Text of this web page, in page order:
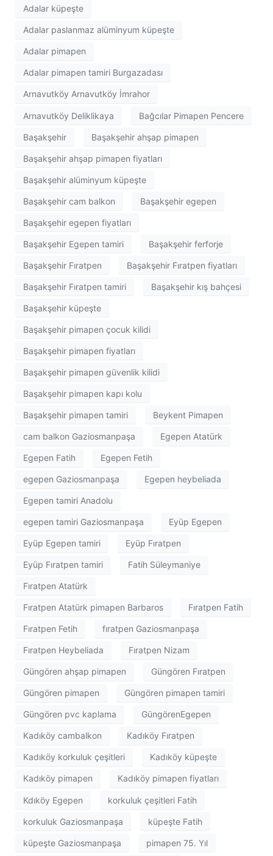
Adalar küpeşte
Adalar paslanmaz alüminyum küpeşte
Adalar pimapen
Adalar pimapen tamiri Burgazadası
Arnavutköy Arnavutköy İmrahor
Arnavutköy Deliklikaya Bağcılar Pimapen Pencere
Başakşehir Başakşehir ahşap pimapen
Başakşehir ahşap pimapen fiyatları
Başakşehir alüminyum küpeşte
Başakşehir cam balkon Başakşehir egepen
Başakşehir egepen fiyatları
Başakşehir Egepen tamiri Başakşehir ferforje
Başakşehir Fıratpen Başakşehir Fıratpen fiyatları
Başakşehir Fıratpen tamiri Başakşehir kış bahçesi
Başakşehir küpeşte
Başakşehir pimapen çocuk kilidi
Başakşehir pimapen fiyatları
Başakşehir pimapen güvenlik kilidi
Başakşehir pimapen kapı kolu
Başakşehir pimapen tamiri Beykent Pimapen
cam balkon Gaziosmanpaşa Egepen Atatürk
Egepen Fatih Egepen Fetih
egepen Gaziosmanpaşa Egepen heybeliada
Egepen tamiri Anadolu
egepen tamiri Gaziosmanpaşa Eyüp Egepen
Eyüp Egepen tamiri Eyüp Fıratpen
Eyüp Fıratpen tamiri Fatih Süleymaniye
Fıratpen Atatürk
Fıratpen Atatürk pimapen Barbaros Fıratpen Fatih
Fıratpen Fetih fıratpen Gaziosmanpaşa
Fıratpen Heybeliada Fıratpen Nizam
Güngören ahşap pimapen Güngören Fıratpen
Güngören pimapen Güngören pimapen tamiri
Güngören pvc kaplama GüngörenEgepen
Kadıköy cambalkon Kadıköy Fıratpen
Kadıköy korkuluk çeşitleri Kadıköy küpeşte
Kadıköy pimapen Kadıköy pimapen fiyatları
Kdıköy Egepen korkuluk çeşitleri Fatih
korkuluk Gaziosmanpaşa küpeşte Fatih
küpeşte Gaziosmanpaşa pimapen 75. Yıl